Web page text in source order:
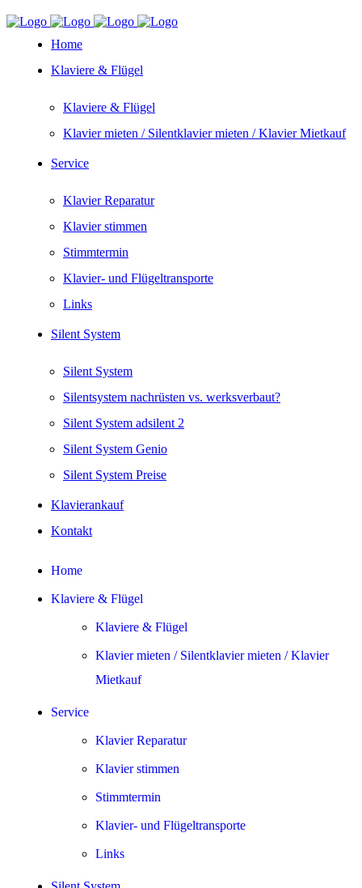
Home
Klaviere & Flügel
Klaviere & Flügel
Klavier mieten / Silentklavier mieten / Klavier Mietkauf
Service
Klavier Reparatur
Klavier stimmen
Stimmtermin
Klavier- und Flügeltransporte
Links
Silent System
Silent System
Silentsystem nachrüsten vs. werksverbaut?
Silent System adsilent 2
Silent System Genio
Silent System Preise
Klavierankauf
Kontakt
Home
Klaviere & Flügel
Klaviere & Flügel
Klavier mieten / Silentklavier mieten / Klavier
Mietkauf
Service
Klavier Reparatur
Klavier stimmen
Stimmtermin
Klavier- und Flügeltransporte
Links